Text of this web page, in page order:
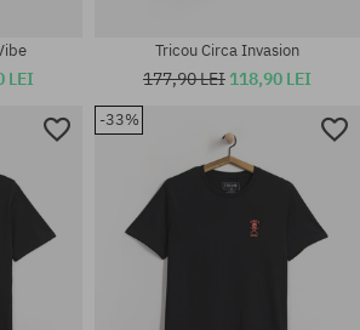
Mărimi existente:
M; L; XL
LEI
Tricou Circa Invasion
177,90 LEI 118,90 LEI
-33%